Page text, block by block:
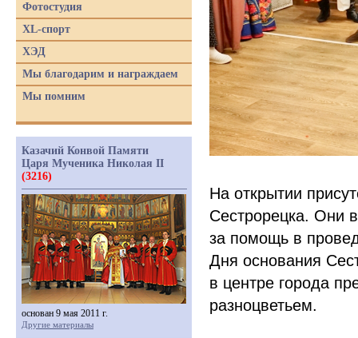
На открытии
Сестрорецка. Они
за помощь в
Дня основания
в центре города
разноцветьем.
Фотостудия
XL-спорт
ХЭД
Мы благодарим и награждаем
Мы помним
Казачий Конвой Памяти
Царя Мученика Николая II
(3216)
основан 9 мая 2011 г.
Другие материалы